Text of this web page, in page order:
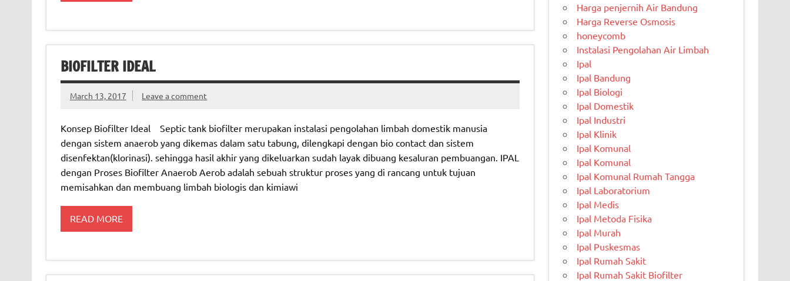
BIOFILTER IDEAL
March 13, 2017 Leave a comment
Konsep Biofilter Ideal Septic tank biofilter merupakan instalasi pengolahan limbah domestik manusia
dengan sistem anaerob yang dikemas dalam satu tabung, dilengkapi dengan bio contact dan sistem
disenfektan(klorinasi). sehingga hasil akhir yang dikeluarkan sudah layak dibuang kesaluran pembuangan. IPAL
dengan Proses Biofilter Anaerob Aerob adalah sebuah struktur proses yang di rancang untuk tujuan
memisahkan dan membuang limbah biologis dan kimiawi
READ MORE
Harga penjernih Air Bandung
Harga Reverse Osmosis
honeycomb
Instalasi Pengolahan Air Limbah
Ipal
Ipal Bandung
Ipal Biologi
Ipal Domestik
Ipal Industri
Ipal Klinik
Ipal Komunal
Ipal Komunal
Ipal Komunal Rumah Tangga
Ipal Laboratorium
Ipal Medis
Ipal Metoda Fisika
Ipal Murah
Ipal Puskesmas
Ipal Rumah Sakit
Ipal Rumah Sakit Biofilter